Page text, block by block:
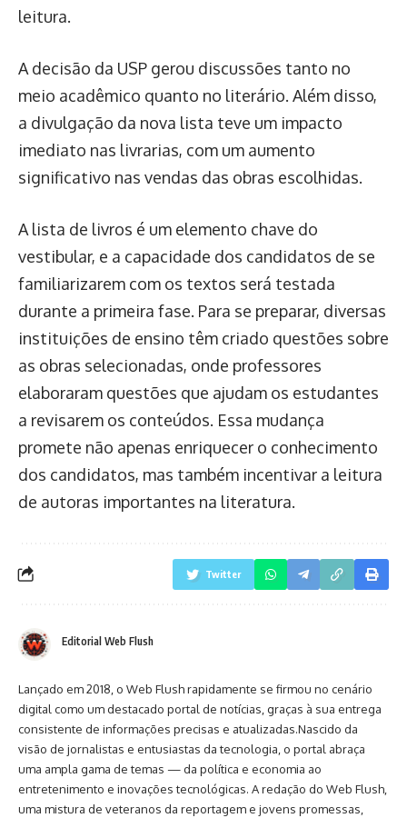
leitura.
A decisão da USP gerou discussões tanto no
meio acadêmico quanto no literário. Além disso,
a divulgação da nova lista teve um impacto
imediato nas livrarias, com um aumento
significativo nas vendas das obras escolhidas.
A lista de livros é um elemento chave do
vestibular, e a capacidade dos candidatos de se
familiarizarem com os textos será testada
durante a primeira fase. Para se preparar, diversas
instituições de ensino têm criado questões sobre
as obras selecionadas, onde professores
elaboraram questões que ajudam os estudantes
a revisarem os conteúdos. Essa mudança
promete não apenas enriquecer o conhecimento
dos candidatos, mas também incentivar a leitura
de autoras importantes na literatura.
Twitter
Editorial Web Flush
Lançado em 2018, o Web Flush rapidamente se firmou no cenário
digital como um destacado portal de notícias, graças à sua entrega
consistente de informações precisas e atualizadas.Nascido da
visão de jornalistas e entusiastas da tecnologia, o portal abraça
uma ampla gama de temas — da política e economia ao
entretenimento e inovações tecnológicas. A redação do Web Flush,
uma mistura de veteranos da reportagem e jovens promessas,